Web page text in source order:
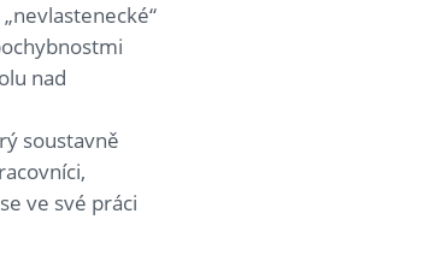
nad
soustavně
ve své práci